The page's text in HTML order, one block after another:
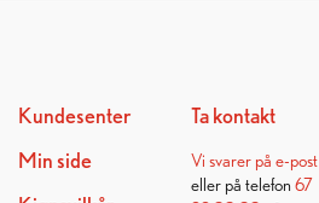
Kundesenter
Min side
Ta kontakt
Vi svarer på e-post
eller på telefon 67